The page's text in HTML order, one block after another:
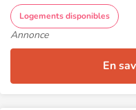
Logements disponibles
Annonce
En